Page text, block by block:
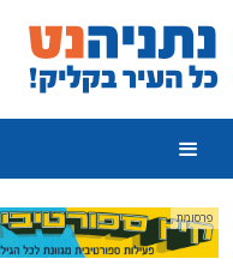
פרסומת